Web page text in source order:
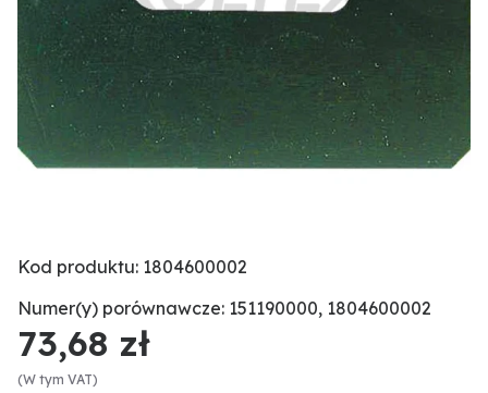
Kod produktu: 1804600002
Numer(y) porównawcze: 151190000, 1804600002
73,68 zł
(W tym VAT)